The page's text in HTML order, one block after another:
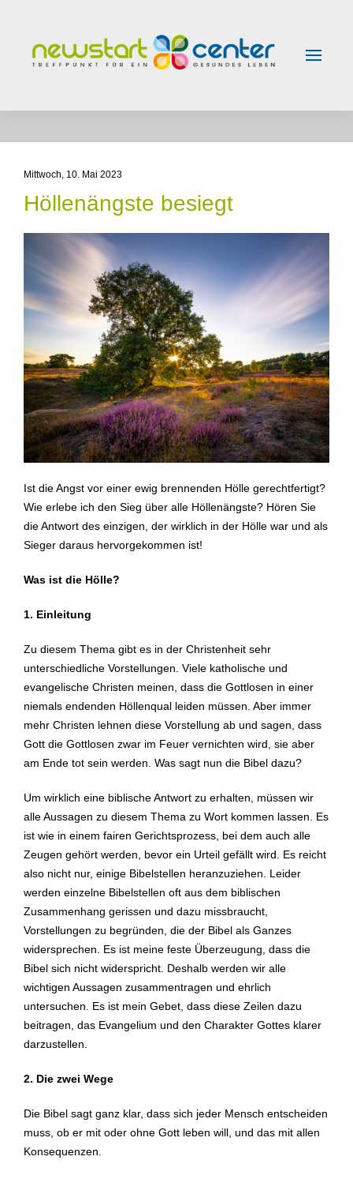
Skip to main content
Mittwoch, 10. Mai 2023
Höllenängste besiegt
Ist die Angst vor einer ewig brennenden Hölle gerechtfertigt?
Wie erlebe ich den Sieg über alle Höllenängste? Hören Sie
die Antwort des einzigen, der wirklich in der Hölle war und als
Sieger daraus hervorgekommen ist!
Was ist die Hölle?
1. Einleitung
Zu diesem Thema gibt es in der Christenheit sehr
unterschiedliche Vorstellungen. Viele katholische und
evangelische Christen meinen, dass die Gottlosen in einer
niemals endenden Höllenqual leiden müssen. Aber immer
mehr Christen lehnen diese Vorstellung ab und sagen, dass
Gott die Gottlosen zwar im Feuer vernichten wird, sie aber
am Ende tot sein werden. Was sagt nun die Bibel dazu?
Um wirklich eine biblische Antwort zu erhalten, müssen wir
alle Aussagen zu diesem Thema zu Wort kommen lassen. Es
ist wie in einem fairen Gerichtsprozess, bei dem auch alle
Zeugen gehört werden, bevor ein Urteil gefällt wird. Es reicht
also nicht nur, einige Bibelstellen heranzuziehen. Leider
werden einzelne Bibelstellen oft aus dem biblischen
Zusammenhang gerissen und dazu missbraucht,
Vorstellungen zu begründen, die der Bibel als Ganzes
widersprechen. Es ist meine feste Überzeugung, dass die
Bibel sich nicht widerspricht. Deshalb werden wir alle
wichtigen Aussagen zusammentragen und ehrlich
untersuchen. Es ist mein Gebet, dass diese Zeilen dazu
beitragen, das Evangelium und den Charakter Gottes klarer
darzustellen.
2. Die zwei Wege
Die Bibel sagt ganz klar, dass sich jeder Mensch entscheiden
muss, ob er mit oder ohne Gott leben will, und das mit allen
Konsequenzen.